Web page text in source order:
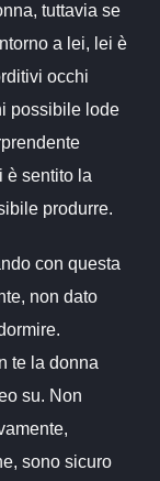
tuttavia se
a lei, lei è
occhi
possibile lode
è sentito la
produrre.
con questa
non dato
te la donna
su. Non
sono sicuro